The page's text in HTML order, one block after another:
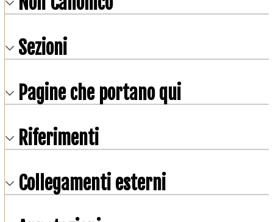
Sezioni
Pagine che portano qui
Riferimenti
Collegamenti esterni